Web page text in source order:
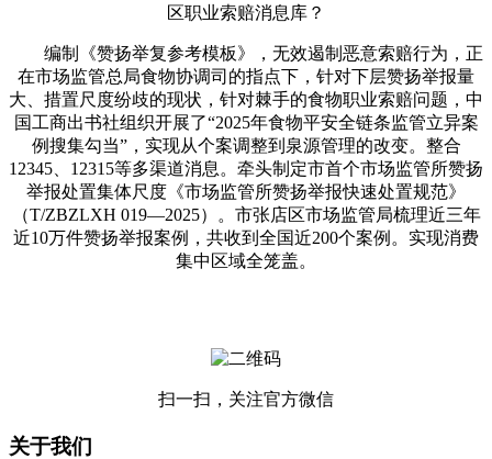
区职业索赔消息库？
编制《赞扬举复参考模板》，无效遏制恶意索赔行为，正
在市场监管总局食物协调司的指点下，针对下层赞扬举报量
大、措置尺度纷歧的现状，针对棘手的食物职业索赔问题，中
国工商出书社组织开展了“2025年食物平安全链条监管立异案
例搜集勾当”，实现从个案调整到泉源管理的改变。整合
12345、12315等多渠道消息。牵头制定市首个市场监管所赞扬
举报处置集体尺度《市场监管所赞扬举报快速处置规范》
（T/ZBZLXH 019—2025）。市张店区市场监管局梳理近三年
近10万件赞扬举报案例，共收到全国近200个案例。实现消费
集中区域全笼盖。
扫一扫，关注官方微信
关于我们